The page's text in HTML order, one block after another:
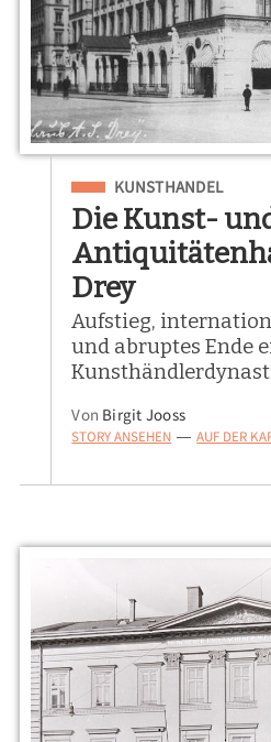
Eingeordnet unter
KUNSTHANDEL
Die Kunst-
Drey
Aufstieg,
und abruptes Ende
Von Birgit Jooss
STORY ANSEHEN — AUF DER